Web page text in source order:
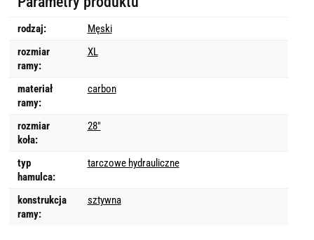
rodzaj:
Męski
rozmiar
ramy:
XL
materiał
ramy:
carbon
rozmiar
koła:
28"
typ
hamulca:
tarczowe hydrauliczne
konstrukcja
ramy:
sztywna